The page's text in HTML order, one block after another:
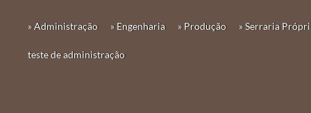
» Administração » Engenharia » Produção » Serraria
teste de administração